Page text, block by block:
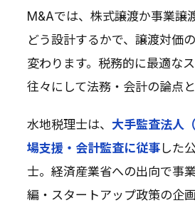
M&Aでは、株式譲渡か事業譲
どう設計するかで、譲渡対価
変わります。税務的に最適な
往々にして法務・会計の論点と
水地税理士は、 大手監査法人
場支援・会計監査に従事 した
士。経済産業省への出向で事
編・スタートアップ政策の企